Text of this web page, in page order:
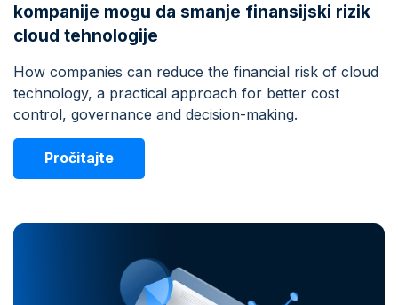
kompanije mogu da smanje finansijski rizik
cloud tehnologije
How companies can reduce the financial risk of cloud
technology, a practical approach for better cost
control, governance and decision-making.
Pročitajte